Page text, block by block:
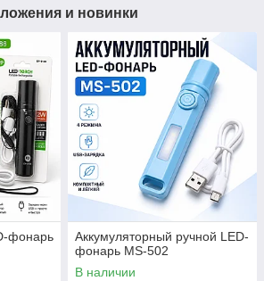
и новинки
фонарь
Аккумуляторный ручной LED-
фонарь MS-502
В наличии